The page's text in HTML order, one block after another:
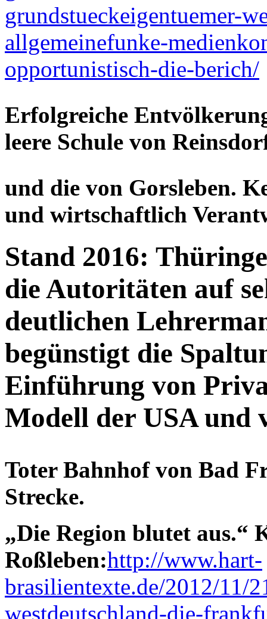
grundstueckeigentuemer-
allgemeinefunke-
opportunistisch-die-berich/
Erfolgreiche
leere Schule von
und die von Gorsleben.
und wirtschaftlich
Stand 2016:
die Autoritäten auf
deutlichen
begünstigt die
Einführung von
Modell der USA und
Toter Bahnhof von Bad
Strecke.
„Die Region blutet aus.“
Roßleben:http://www.hart-
brasilientexte.de/2012/11/
westdeutschland-die-